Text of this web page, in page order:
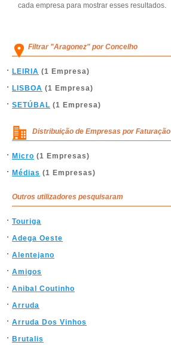
cada empresa para mostrar esses resultados.
Filtrar "Aragonez" por Concelho
LEIRIA (1 Empresa)
LISBOA (1 Empresa)
SETÚBAL (1 Empresa)
Distribuição de Empresas por Faturação
Micro (1 Empresas)
Médias (1 Empresas)
Outros utilizadores pesquisaram
Touriga
Adega Oeste
Alentejano
Amigos
Anibal Coutinho
Arruda
Arruda Dos Vinhos
Brutalis